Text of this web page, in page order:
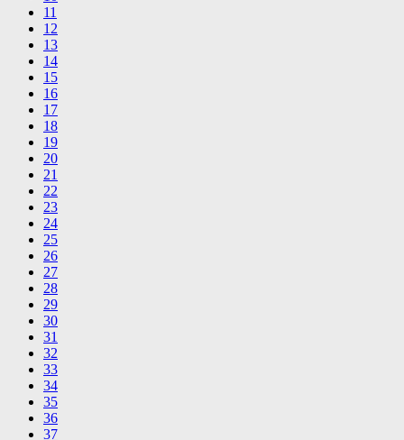
11
12
13
14
15
16
17
18
19
20
21
22
23
24
25
26
27
28
29
30
31
32
33
34
35
36
37